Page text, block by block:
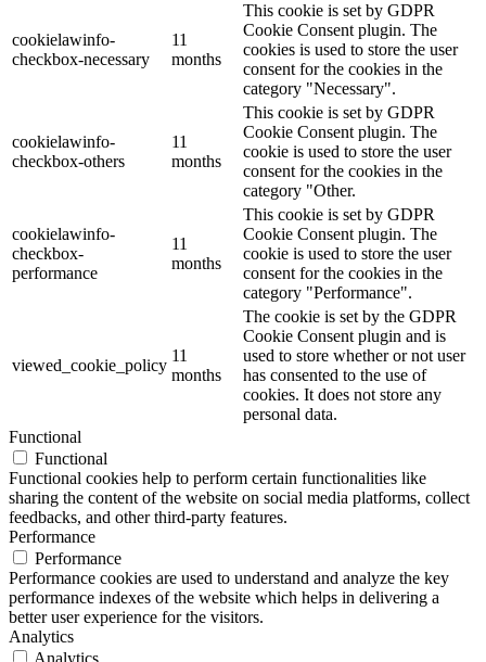
cookielawinfo-
checkbox-necessary
11
months
This cookie is set by GDPR
Cookie Consent plugin. The
cookies is used to store the user
consent for the cookies in the
category "Necessary".
cookielawinfo-
checkbox-others
11
months
This cookie is set by GDPR
Cookie Consent plugin. The
cookie is used to store the user
consent for the cookies in the
category "Other.
cookielawinfo-
checkbox-
performance
11
months
This cookie is set by GDPR
Cookie Consent plugin. The
cookie is used to store the user
consent for the cookies in the
category "Performance".
viewed_cookie_policy
11
months
The cookie is set by the GDPR
Cookie Consent plugin and is
used to store whether or not user
has consented to the use of
cookies. It does not store any
personal data.
Functional
Functional
Functional cookies help to perform certain functionalities like
sharing the content of the website on social media platforms, collect
feedbacks, and other third-party features.
Performance
Performance
Performance cookies are used to understand and analyze the key
performance indexes of the website which helps in delivering a
better user experience for the visitors.
Analytics